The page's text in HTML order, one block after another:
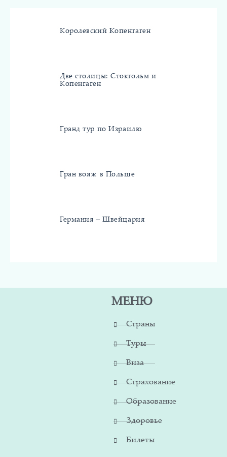
Королевский Копенгаген
Две столицы: Стокгольм и
Копенгаген
Гранд тур по Израилю
Гран вояж в Польше
Германия – Швейцария
МЕНЮ
Страны
Туры
Виза
Страхование
Образование
Здоровье
Билеты